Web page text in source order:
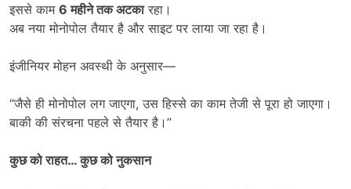
इससे काम 6महीने तक अटकारहा।
अब नया मोनोपोल तैयार है और साइट पर लाया जा रहा है।
इंजीनियर मोहन अवस्थी के अनुसार—
“जैसे ही मोनोपोल लग जाएगा, उस हिस्से का काम तेजी से पूरा हो जाएगा।
बाकी की संरचना पहले से तैयार है।”
कुछ को राहत…कुछ को नुकसान